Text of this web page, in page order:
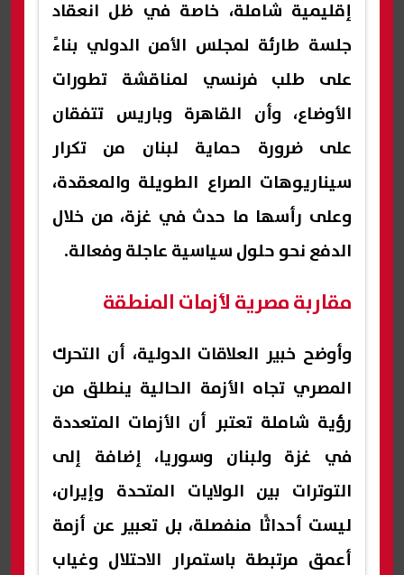
إقليمية شاملة، خاصة في ظل انعقاد
جلسة طارئة لمجلس الأمن الدولي بناءً
على طلب فرنسي لمناقشة تطورات
الأوضاع، وأن القاهرة وباريس تتفقان
على ضرورة حماية لبنان من تكرار
سيناريوهات الصراع الطويلة والمعقدة،
وعلى رأسها ما حدث في غزة، من خلال
الدفع نحو حلول سياسية عاجلة وفعالة.
مقاربة مصرية لأزمات المنطقة
وأوضح خبير العلاقات الدولية، أن التحرك
المصري تجاه الأزمة الحالية ينطلق من
رؤية شاملة تعتبر أن الأزمات المتعددة
في غزة ولبنان وسوريا، إضافة إلى
التوترات بين الولايات المتحدة وإيران،
ليست أحداثًا منفصلة، بل تعبير عن أزمة
أعمق مرتبطة باستمرار الاحتلال وغياب